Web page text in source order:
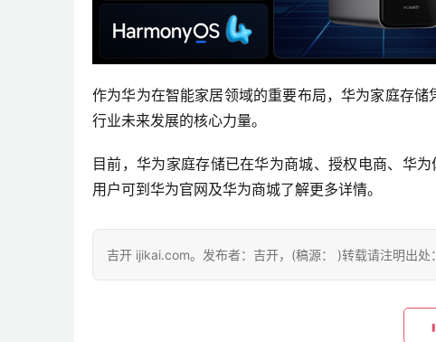
作为华为在智能家居领域的重要布局，华为家庭存
行业未来发展的核心力量。
目前，华为家庭存储已在华为商城、授权电商、华
用户可到华为官网及华为商城了解更多详情。
吉开 ijikai.com。发布者：吉开，(稿源： )转载请注明出处：